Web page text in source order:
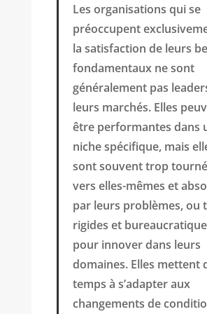
Les organisations qui se
préoccupent
la satisfaction de leurs
fondamentaux ne sont
généralement pas
leurs marchés. Elles
être performantes dans
niche spécifique, mais
sont souvent trop
vers elles-mêmes et
par leurs problèmes, ou
rigides et
pour innover dans leurs
domaines. Elles mettent
temps à s’adapter aux
changements de